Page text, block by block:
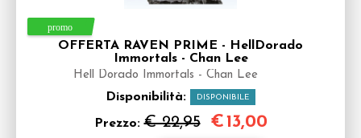
OFFERTA RAVEN PRIME - HellDorado
Immortals - Chan Lee
Hell Dorado Immortals - Chan Lee
Disponibilità: DISPONIBILE
Prezzo:€ 22,95 €13,00